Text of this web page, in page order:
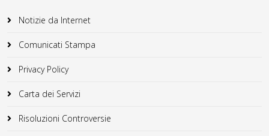
Notizie da Internet
Comunicati Stampa
Privacy Policy
Carta dei Servizi
Risoluzioni Controversie